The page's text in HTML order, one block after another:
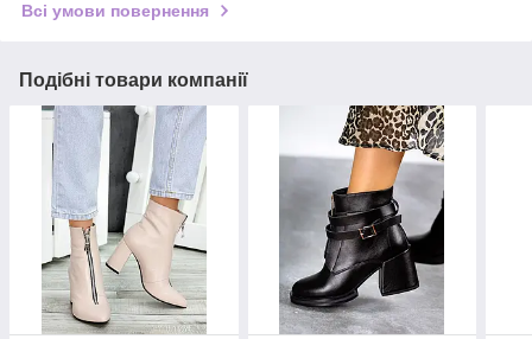
Всі умови повернення
Подібні товари компанії